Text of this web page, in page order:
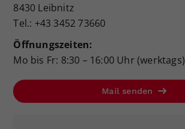
8430 Leibnitz
Tel.: +43 3452 73660
Öffnungszeiten:
Mo bis Fr: 8:30 – 16:00 Uhr (werktags)
Mail senden